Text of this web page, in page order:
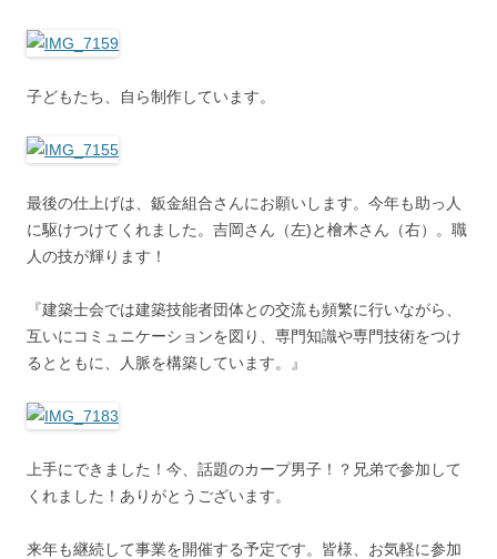
子どもたち、自ら制作しています。
最後の仕上げは、鈑金組合さんにお願いします。今年も助っ人
に駆けつけてくれました。吉岡さん（左)と檜木さん（右）。職
人の技が輝ります！
『建築士会では建築技能者団体との交流も頻繁に行いながら、
互いにコミュニケーションを図り、専門知識や専門技術をつけ
るとともに、人脈を構築しています。』
上手にできました！今、話題のカープ男子！？兄弟で参加して
くれました！ありがとうございます。
来年も継続して事業を開催する予定です。皆様、お気軽に参加